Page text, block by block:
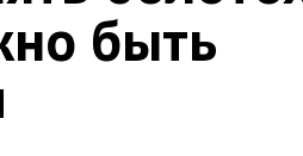
быть